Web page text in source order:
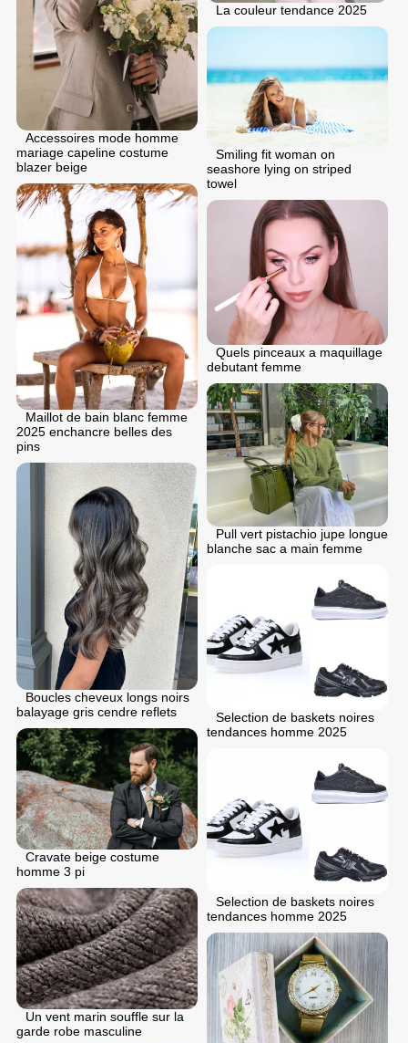
La couleur tendance 2025
Accessoires mode homme
mariage capeline costume
blazer beige
Smiling fit woman on
seashore lying on striped
towel
Maillot de bain blanc femme
2025 enchancre belles des
pins
Quels pinceaux a maquillage
debutant femme
Pull vert pistachio jupe longue
blanche sac a main femme
Boucles cheveux longs noirs
balayage gris cendre reflets
Selection de baskets noires
tendances homme 2025
Cravate beige costume
homme 3 pi
Selection de baskets noires
tendances homme 2025
Un vent marin souffle sur la
garde robe masculine